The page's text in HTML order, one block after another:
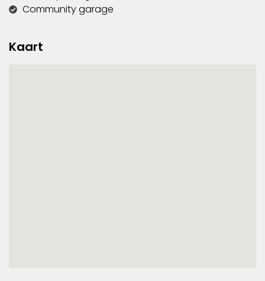
Community garage
Kaart